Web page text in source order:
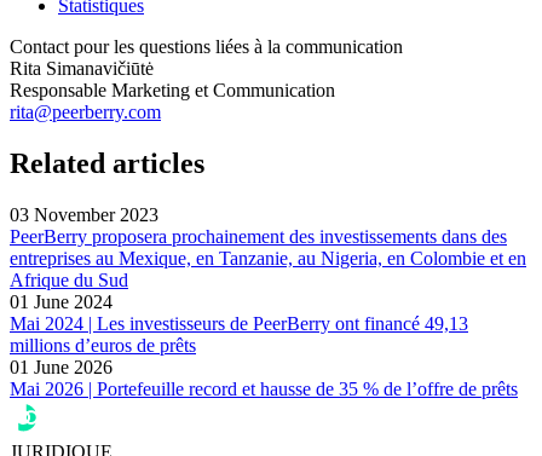
Statistiques
Contact pour les questions liées à la communication
Rita Simanavičiūtė
Responsable Marketing et Communication
rita@peerberry.com
Related articles
03 November 2023
PeerBerry proposera prochainement des investissements dans des
entreprises au Mexique, en Tanzanie, au Nigeria, en Colombie et en
Afrique du Sud
01 June 2024
Mai 2024 | Les investisseurs de PeerBerry ont financé 49,13
millions d’euros de prêts
01 June 2026
Mai 2026 | Portefeuille record et hausse de 35 % de l’offre de prêts
JURIDIQUE